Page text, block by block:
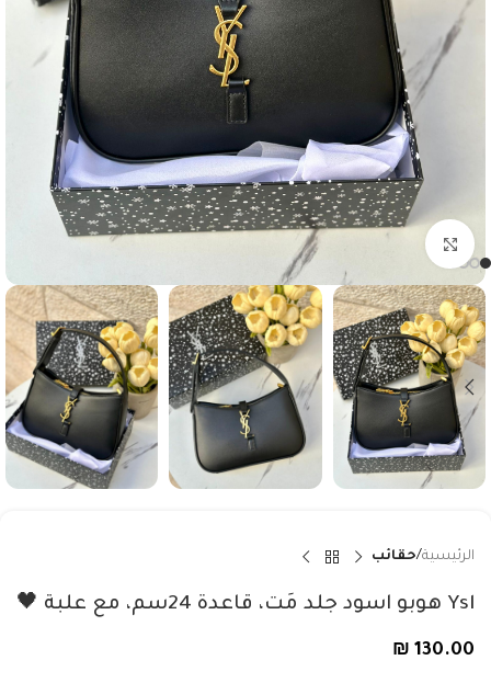
الرئيسية حقائب
Ysl هوبو اسود جلد مَت، قاعدة 24سم، مع علبة 🖤
₪ 130.00